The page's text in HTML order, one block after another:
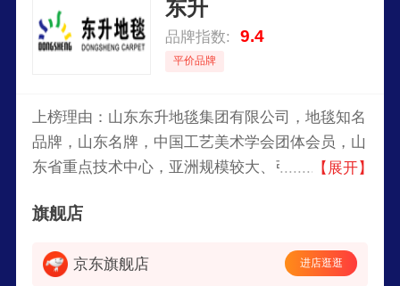
东升
品牌指数: 9.4
平价品牌
上榜理由：山东东升地毯集团有限公司，地毯知名
品牌，山东名牌，中国工艺美术学会团体会员，山
东省重点技术中心，亚洲规模较大、引进设备最先
最强的地毯研究与设计开发中心之一。
【展开】
旗舰店
京东旗舰店 进店逛逛